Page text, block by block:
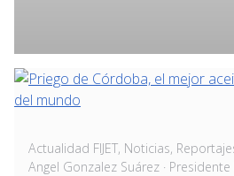
Actualidad FIJET, Noticias,
Angel Gonzalez Suárez · Presidente